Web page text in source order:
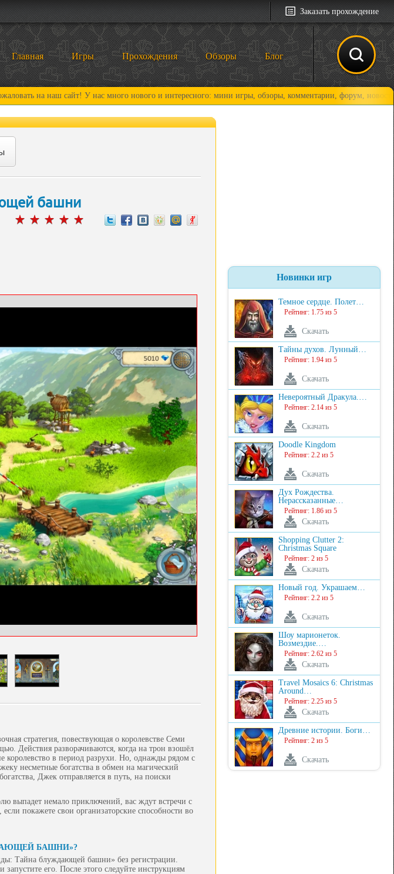
Заказать прохождение
Главная Игры Прохождения Обзоры Блог
на наш сайт! У нас много нового и интересного: мини игры, обзоры, комментарии, форум, новости и,
башни
стратегия, повествующая о королевстве Семи
Действия разворачиваются, когда на трон взошёл
в период разрухи. Но, однажды рядом с
несметные богатства в обмен на магический
Джек отправляется в путь, на поиски
выпадет немало приключений, вас ждут встречи с
покажете свои организаторские способности во
БАШНИ»?
Тайна блуждающей башни» без регистрации.
его. После этого следуйте инструкциям
Новинки игр
Темное сердце. Полет…
Рейтинг: 1.75 из 5
Скачать
Тайны духов. Лунный…
Рейтинг: 1.94 из 5
Скачать
Невероятный Дракула.…
Рейтинг: 2.14 из 5
Скачать
Doodle Kingdom
Рейтинг: 2.2 из 5
Скачать
Дух Рождества.
Нерассказанные…
Рейтинг: 1.86 из 5
Скачать
Shopping Clutter 2:
Christmas Square
Рейтинг: 2 из 5
Скачать
Новый год. Украшаем…
Рейтинг: 2.2 из 5
Скачать
Шоу марионеток.
Возмездие.…
Рейтинг: 2.62 из 5
Скачать
Travel Mosaics 6: Christmas
Around…
Рейтинг: 2.25 из 5
Скачать
Древние истории. Боги…
Рейтинг: 2 из 5
Скачать